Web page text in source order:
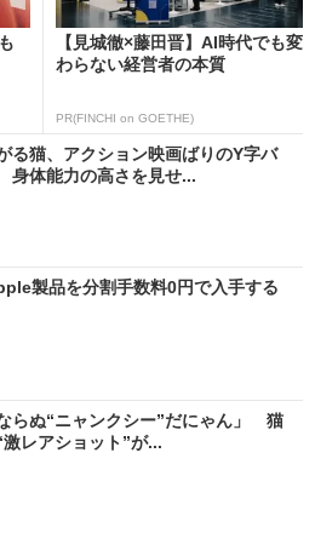
【見城徹×藤田晋】AI時代でも変
わらない経営者の本質
PR(FINCHI on GOETHE)
る猫、アクション映画ばりのY字バ
体能力の高さを見せ...
製品を分割手数料0円で入手する
らぬ“ニャンクシー”だにゃん」 猫
レアショット”が...